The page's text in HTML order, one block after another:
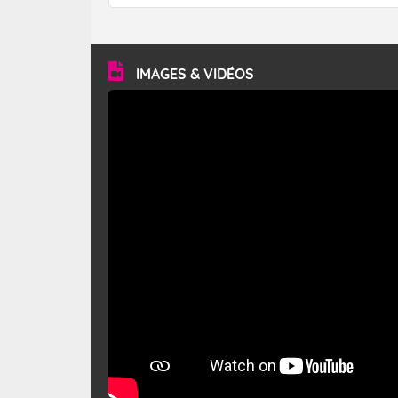
forêt. Mais qu'est-ce que le mistral ? Quelles sont ses
vitesse moyenne de 50 km/h et atteindre 80 à 100 km/h
en rafales, parfois davantage. Il parcourt la basse vallée
du Rhône et la Provence et envahit le littoral
méditerranéen à partir de la Camargue.
IMAGES & VIDÉOS